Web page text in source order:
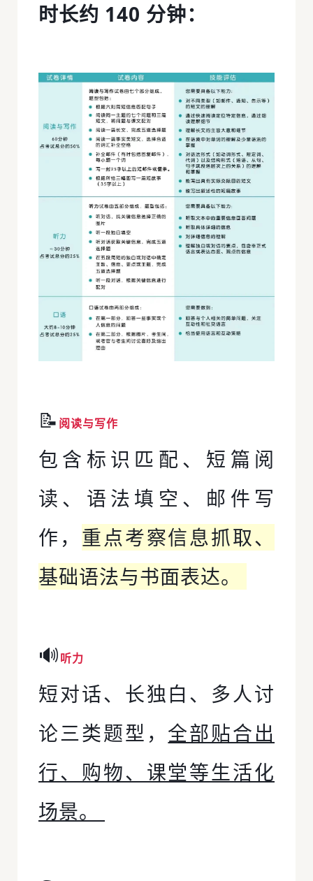
时长约 140 分钟：
📝 阅读与写作
包含标识匹配、短篇阅
读、语法填空、邮件写
作， 重点考察信息抓取、
基础语法与书面表达。
🔊听力
短对话、长独白、多人讨
论三类题型， 全部贴合出
行、购物、课堂等生活化
场景。